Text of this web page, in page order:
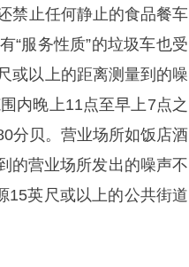
禁止任何静止的食品餐车
“服务性质”的垃圾车也受
或以上的距离测量到的噪
内晚上11点至早上7点之
分贝。营业场所如饭店酒
的营业场所发出的噪声不
15英尺或以上的公共街道